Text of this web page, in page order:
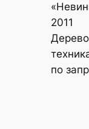
2011
по